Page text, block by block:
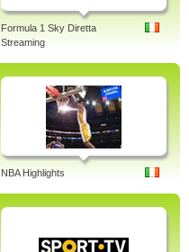
Formula 1 Sky Diretta
Streaming
NBA Highlights